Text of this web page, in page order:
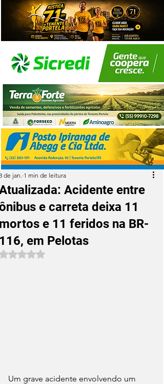
Acidente entre
e carreta deixa 11
e 11 feridos na BR-
em Pelotas
de jan. 1 min de leitura
Avaliado com NaN de 5 estrelas.
Um grave acidente envolvendo um